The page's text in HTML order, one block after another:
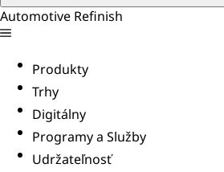
Automotive Refinish
Produkty
Trhy
Digitálny
Programy a Služby
Udržateľnosť